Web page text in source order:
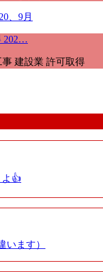
202…
工工事 建設業
👍
います）